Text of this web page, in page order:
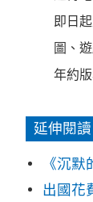
即日
圖、
年約
延伸閱讀
《沉
出國花